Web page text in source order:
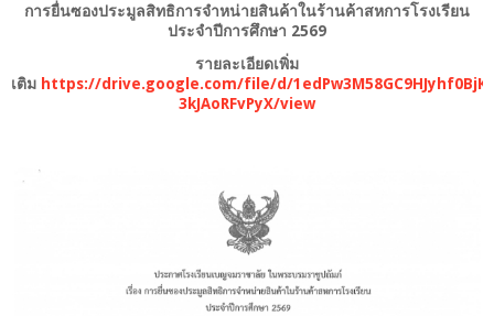
การยื่นซองประมูลสิทธิการจำหน่ายสินค้าในร้านค้าสหการโรงเรียน
ประจำปีการศึกษา 2569
รายละเอียดเพิ่ม
เติม https://drive.google.com/file/d/1edPw3M58GC9HJyhf0BjK-
3kJAoRFvPyX/view